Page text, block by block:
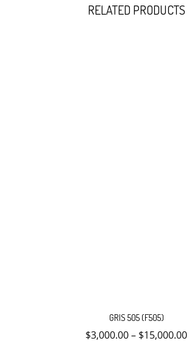
RELATED PRODUCTS
tiene
múltiples
variantes.
GRIS 505 (F505)
$3,000.00– $15,000.00